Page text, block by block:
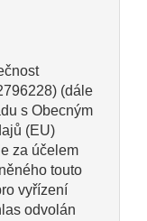
(dále
s Obecným
(EU)
za účelem
touto
vyřízení
odvolán